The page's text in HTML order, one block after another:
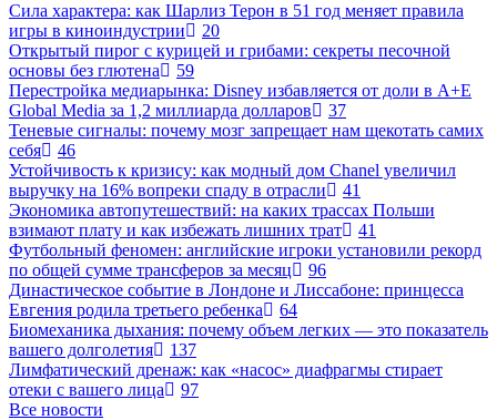
Сила характера: как Шарлиз Терон в 51 год меняет правила
игры в киноиндустрии
20
Открытый пирог с курицей и грибами: секреты песочной
основы без глютена
59
Перестройка медиарынка: Disney избавляется от доли в A+E
Global Media за 1,2 миллиарда долларов
37
Теневые сигналы: почему мозг запрещает нам щекотать самих
себя
46
Устойчивость к кризису: как модный дом Chanel увеличил
выручку на 16% вопреки спаду в отрасли
41
Экономика автопутешествий: на каких трассах Польши
взимают плату и как избежать лишних трат
41
Футбольный феномен: английские игроки установили рекорд
по общей сумме трансферов за месяц
96
Династическое событие в Лондоне и Лиссабоне: принцесса
Евгения родила третьего ребенка
64
Биомеханика дыхания: почему объем легких — это показатель
вашего долголетия
137
Лимфатический дренаж: как «насос» диафрагмы стирает
отеки с вашего лица
97
Все новости